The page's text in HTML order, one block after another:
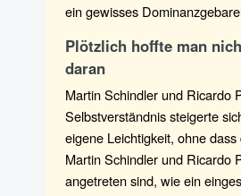
ein gewisses
Plötzlich hoffte man
daran
Martin Schindler und Ricardo
Selbstverständnis steigerte
eigene Leichtigkeit, ohne
Martin Schindler und Ricardo
angetreten sind, wie ein